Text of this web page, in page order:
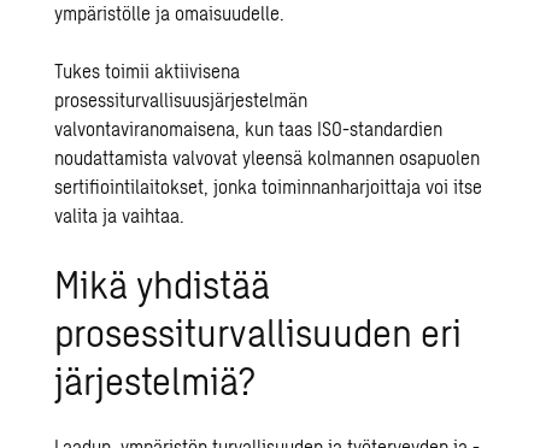
ympäristölle ja omaisuudelle.
Tukes toimii aktiivisena
prosessiturvallisuusjärjestelmän
valvontaviranomaisena, kun taas ISO-standardien
noudattamista valvovat yleensä kolmannen osapuolen
sertifiointilaitokset, jonka toiminnanharjoittaja voi itse
valita ja vaihtaa.
Mikä yhdistää
prosessiturvallisuuden eri
järjestelmiä?